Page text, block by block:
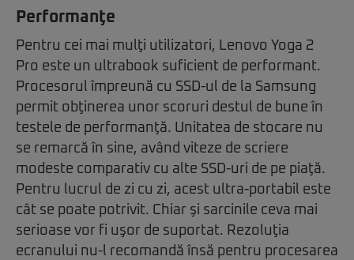
Performanţe
Pentru cei mai mulţi utilizatori, Lenovo Yoga 2
Pro este un ultrabook suficient de performant.
Procesorul împreună cu SSD-ul de la Samsung
permit obţinerea unor scoruri destul de bune în
testele de performanţă. Unitatea de stocare nu
se remarcă în sine, având viteze de scriere
modeste comparativ cu alte SSD-uri de pe piaţă.
Pentru lucrul de zi cu zi, acest ultra-portabil este
cât se poate potrivit. Chiar şi sarcinile ceva mai
serioase vor fi uşor de suportat. Rezoluţia
ecranului nu-l recomandă însă pentru procesarea